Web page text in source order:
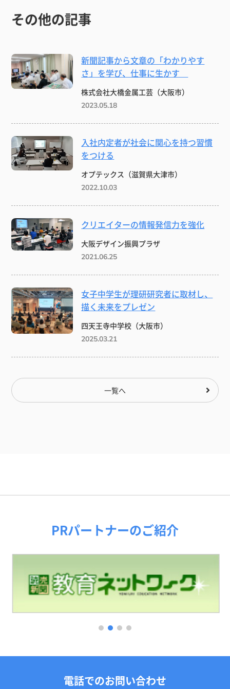
その他の記事
新聞記事から文章の「わかりやす
さ」を学び、仕事に生かす
株式会社大橋金属工芸（大阪市）
2023.05.18
入社内定者が社会に関心を持つ習慣
をつける
オプテックス（滋賀県大津市）
2022.10.03
クリエイターの情報発信力を強化
大阪デザイン振興プラザ
2021.06.25
女子中学生が理研研究者に取材し、
描く未来をプレゼン
四天王寺中学校（大阪市）
2025.03.21
一覧へ
PRパートナーのご紹介
1 2 3
電話でのお問い合わせ